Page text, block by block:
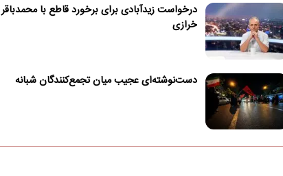
درخواست زیدآبادی برای برخورد قاطع با محمدباقر
خرازی
دست‌نوشته‌ای عجیب میان تجمع‌کنندگان شبانه